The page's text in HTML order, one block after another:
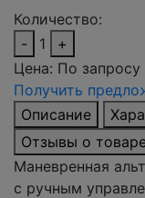
Количество:
-
1
+
Цена: По запросу
Получить
Описание
Отзывы о
Маневренная
c ручным